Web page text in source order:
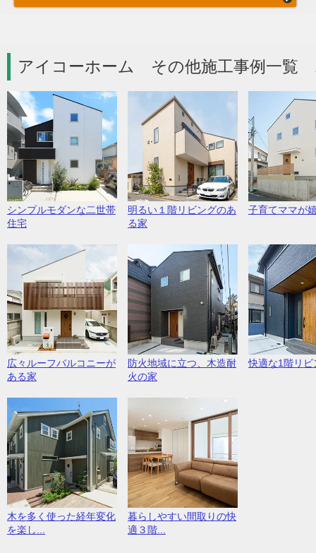
アイコーホーム その他施工事例一覧
シンプルモダンな二世帯
住宅
明るい１階リビングのあ
る家
子育てママが
広々ルーフバルコニーが
ある家
防火地域に立つ、木造耐
火の家
快適な1階リビ
木を多く使った経年変化
を楽し...
暮らしやすい間取りの快
適３階...